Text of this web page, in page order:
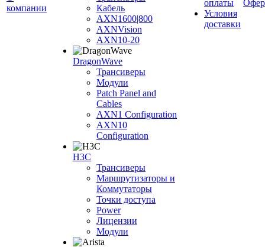
компании
Кабель
AXN1600|800
AXNVision
AXN10-20
DragonWave
Трансиверы
Модули
Patch Panel and
Cables
AXN1 Configuration
AXN10
Configuration
H3С
Трансиверы
Маршрутизаторы и
Коммутаторы
Точки доступа
Power
Лицензии
Модули
оплаты
Условия
доставки